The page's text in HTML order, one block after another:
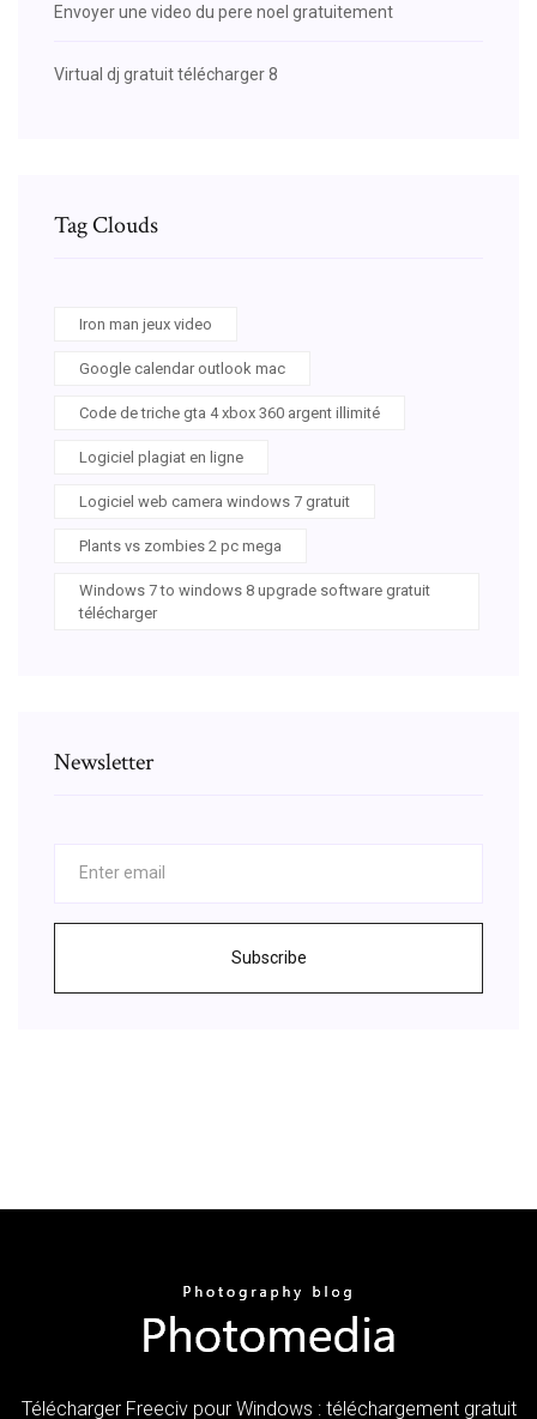
Envoyer une video du pere noel gratuitement
Virtual dj gratuit télécharger 8
Tag Clouds
Iron man jeux video
Google calendar outlook mac
Code de triche gta 4 xbox 360 argent illimité
Logiciel plagiat en ligne
Logiciel web camera windows 7 gratuit
Plants vs zombies 2 pc mega
Windows 7 to windows 8 upgrade software gratuit
télécharger
Newsletter
Subscribe
Télécharger Freeciv pour Windows : téléchargement gratuit